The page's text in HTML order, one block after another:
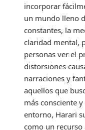
incorporar
un mundo lleno
constantes, la
claridad mental,
personas ver el
distorsiones
narraciones y
aquellos que
más consciente
entorno, Harari
como un recurso